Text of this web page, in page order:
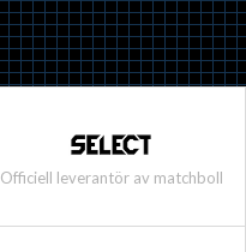
Officiell leverantör av matchboll